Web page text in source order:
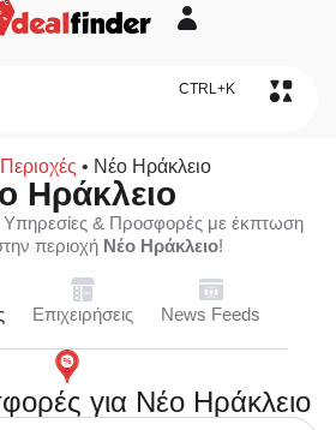
CTRL+K
Περιοχές • Νέο Ηράκλειο
Ηράκλειο
Υπηρεσίες & Προσφορές με έκπτωση
περιοχή Νέο Ηράκλειο!
Επιχειρήσεις News Feeds
για Νέο Ηράκλειο